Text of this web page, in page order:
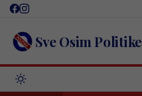
Skip
content Sve Osim Politike